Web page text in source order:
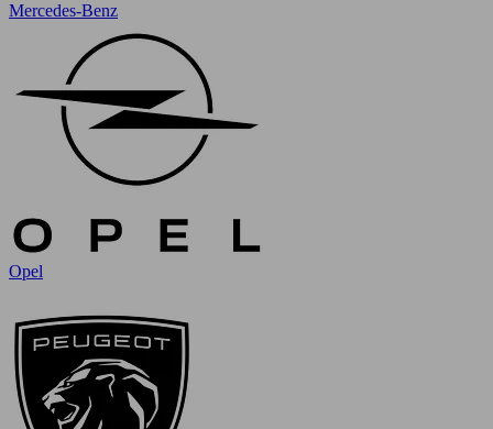
Mercedes-Benz
Opel